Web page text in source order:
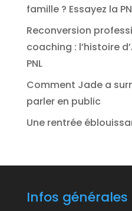
famille ? Essayez la
Reconversion
coaching : l’histoire
PNL
Comment Jade a
parler en public
Une rentrée
Infos générales